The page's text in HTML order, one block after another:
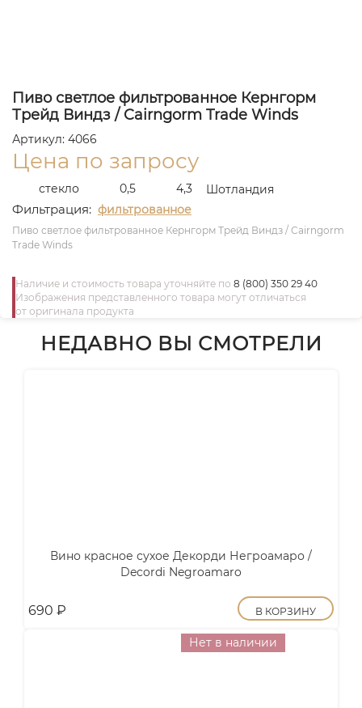
Пиво светлое фильтрованное Кернгорм
Трейд Виндз / Cairngorm Trade Winds
Артикул: 4066
Цена по запросу
стекло 0,5 4,3 Шотландия
Фильтрация: фильтрованное
Пиво светлое фильтрованное Кернгорм Трейд Виндз / Cairngorm
Trade Winds
Наличие и стоимость товара уточняйте по 8 (800) 350 29 40
Изображения представленного товара могут отличаться
от оригинала продукта
НЕДАВНО ВЫ СМОТРЕЛИ
Вино красное сухое Декорди Негроамаро /
Decordi Negroamaro
690 ₽ В КОРЗИНУ
Нет в наличии